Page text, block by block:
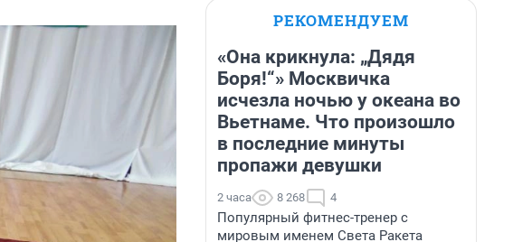
РЕКОМЕНДУЕМ
«Она крикнула: „Дядя
Боря!“» Москвичка
исчезла ночью у океана во
Вьетнаме. Что произошло
в последние минуты
пропажи девушки
2 часа 8 268 4
Популярный фитнес-тренер с
мировым именем Света Ракета